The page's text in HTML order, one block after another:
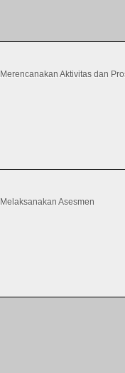
Merencanakan Aktivitas dan
Melaksanakan Asesmen